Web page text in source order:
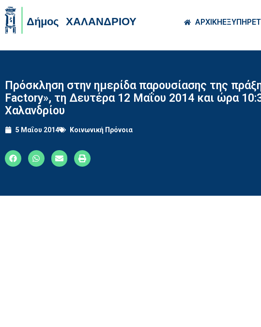
ΑΡΧΙΚΗ
Πρόσκληση στην ημερίδα παρουσίασης της
Factory», τη Δευτέρα 12 Μαΐου 2014 και ώρα
Χαλανδρίου
5 Μαΐου 2014 Κοινωνική Πρόνοια